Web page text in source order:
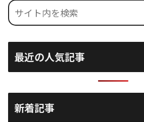
最近の人気記事
新着記事